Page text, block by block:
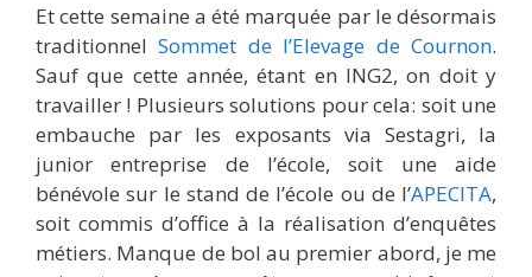
Et cette semaine a été marquée par le désormais
traditionnelSommet de l’Elevage de Cournon.
Sauf que cette année, étant en ING2, on doit y
travailler ! Plusieurs solutions pour cela: soit une
embauche par les exposants via Sestagri, la
junior entreprise de l’école, soit une aide
bénévole sur le stand de l’école ou de l’APECITA,
soit commis d’office à la réalisation d’enquêtes
métiers. Manque de bol au premier abord, je me